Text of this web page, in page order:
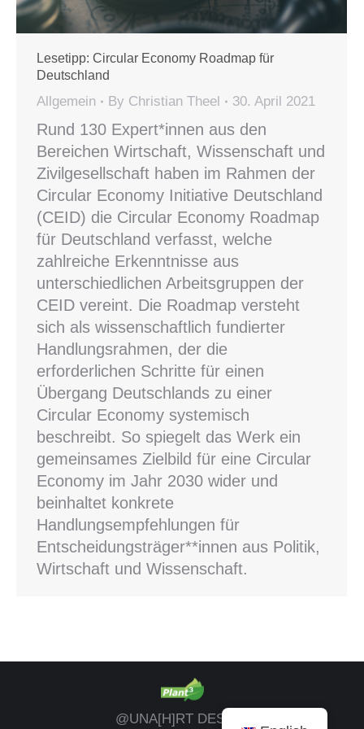
Lesetipp: Circular Economy Roadmap für
Deutschland
Allgemein By Christian Theel 30. April 2021
Rund 130 Expert*innen aus den
Bereichen Wirtschaft, Wissenschaft und
Zivilgesellschaft haben im Rahmen der
Circular Economy Initiative Deutschland
(CEID) die Circular Economy Roadmap
für Deutschland verfasst, welche
zahlreiche Erkenntnisse aus
unterschiedlichen Arbeitsgruppen der
CEID vereint. Die Roadmap versteht
sich als wissenschaftlich fundierter
Handlungsrahmen, der die
erforderlichen Schritte für einen
Übergang Deutschlands zu einer
Circular Economy systemisch
beschreibt. So spiegelt das Werk ein
gemeinsames Zielbild für eine Circular
Economy im Jahr 2030 wider und
beinhaltet konkrete
Handlungsempfehlungen für
Entscheidungsträger**innen aus Politik,
Wirtschaft und Wissenschaft.
@UNA[H]RT DESIGN